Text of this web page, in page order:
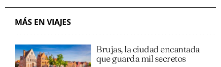
MÁS EN VIAJES
Brujas, la ciudad encantada
que guarda mil secretos